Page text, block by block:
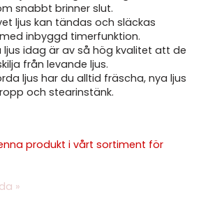
snabbt brinner slut.
ljus kan tändas och släckas
inbyggd timerfunktion.
ljus idag är av så hög kvalitet att de
från levande ljus.
ljus har du alltid fräscha, nya ljus
och stearinstänk.
produkt i vårt sortiment för
»